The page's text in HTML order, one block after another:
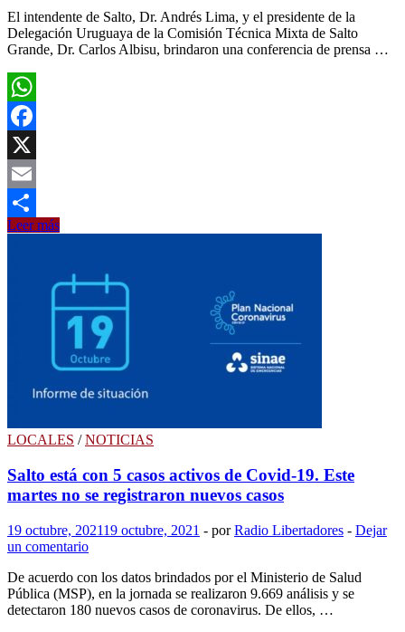
El intendente de Salto, Dr. Andrés Lima, y el presidente de la
Delegación Uruguaya de la Comisión Técnica Mixta de Salto
Grande, Dr. Carlos Albisu, brindaron una conferencia de prensa …
WhatsApp
Facebook
X
Email
Compartir
Lima
comedor
departamental
realidad
Leer más
LOCALES /NOTICIAS
Salto está con 5 casos activos de Covid-19. Este
martes no se registraron nuevos casos
19 octubre, 202119 octubre, 2021 - porRadio Libertadores - Dejar
un comentario
De acuerdo con los datos brindados por el Ministerio de Salud
Pública (MSP), en la jornada se realizaron 9.669 análisis y se
detectaron 180 nuevos casos de coronavirus. De ellos, …